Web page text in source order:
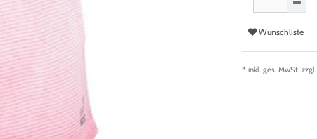
Wunschliste
* inkl. ges. MwSt. zzgl.